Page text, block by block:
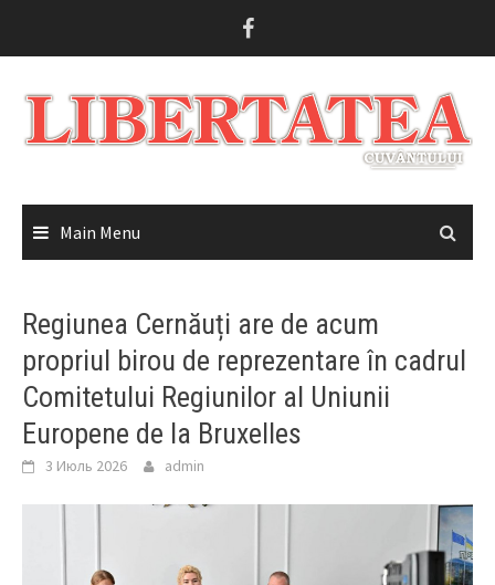
Main Menu
Regiunea Cernăuți are de acum
propriul birou de reprezentare în cadrul
Comitetului Regiunilor al Uniunii
Europene de la Bruxelles
3 Июль 2026 admin